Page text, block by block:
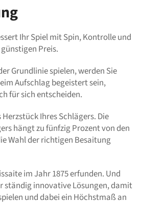
Ihr Spiel mit Spin, Kontrolle und
Preis.
Grundlinie spielen, werden Sie
Aufschlag begeistert sein,
für sich entscheiden.
Ihres Schlägers. Die
hängt zu fünfzig Prozent von den
Wahl der richtigen Besaitung
im Jahr 1875 erfunden. Und
ständig innovative Lösungen, damit
und dabei ein Höchstmaß an